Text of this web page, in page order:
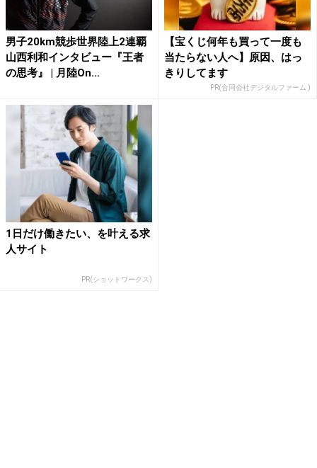
男子20km競歩世界陸上2連覇
山西利和インタビュー『王者
の思考』 | 月陸On...
【宝くじ何年も買って一度も
当たらない人へ】原因、はっ
きりしてます
PR(合同会社デジタルファーム )
1日だけ働きたい、を叶える求
人サイト
PR(ショットワークス)